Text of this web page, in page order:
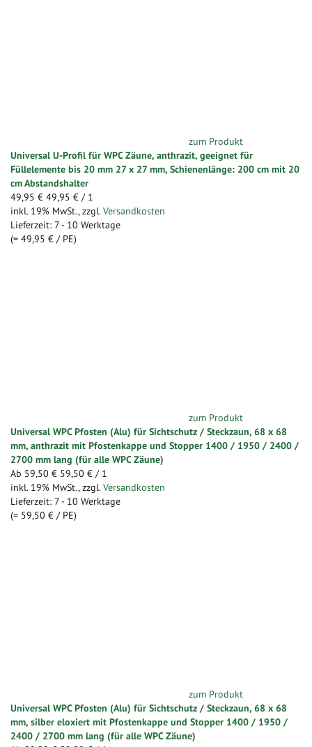
zum Produkt
Universal U-Profil für WPC Zäune, anthrazit, geeignet für
Füllelemente bis 20 mm 27 x 27 mm, Schienenlänge: 200 cm mit 20
cm Abstandshalter
49,95 € 49,95 € / 1
inkl. 19% MwSt., zzgl. Versandkosten
Lieferzeit: 7 - 10 Werktage
(= 49,95 € / PE)
zum Produkt
Universal WPC Pfosten (Alu) für Sichtschutz / Steckzaun, 68 x 68
mm, anthrazit mit Pfostenkappe und Stopper 1400 / 1950 / 2400 /
2700 mm lang (für alle WPC Zäune)
Ab 59,50 € 59,50 € / 1
inkl. 19% MwSt., zzgl. Versandkosten
Lieferzeit: 7 - 10 Werktage
(= 59,50 € / PE)
zum Produkt
Universal WPC Pfosten (Alu) für Sichtschutz / Steckzaun, 68 x 68
mm, silber eloxiert mit Pfostenkappe und Stopper 1400 / 1950 /
2400 / 2700 mm lang (für alle WPC Zäune)